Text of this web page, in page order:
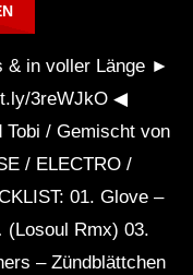
& in voller Länge ►
3reWJkO ◀
Tobi / Gemischt von
/ ELECTRO /
01. Glove –
(Losoul Rmx) 03.
– Zündblättchen